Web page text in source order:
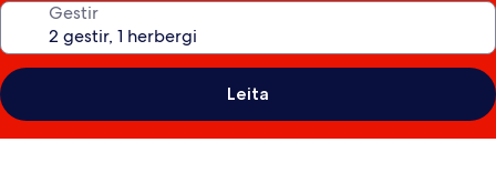
Gestir
Leita